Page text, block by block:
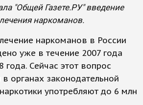
"Общей Газете.РУ" введение
наркоманов.
наркоманов в России
уже в течение 2007 года
года. Сейчас этот вопрос
органах законодательной
употребляют до 6 млн